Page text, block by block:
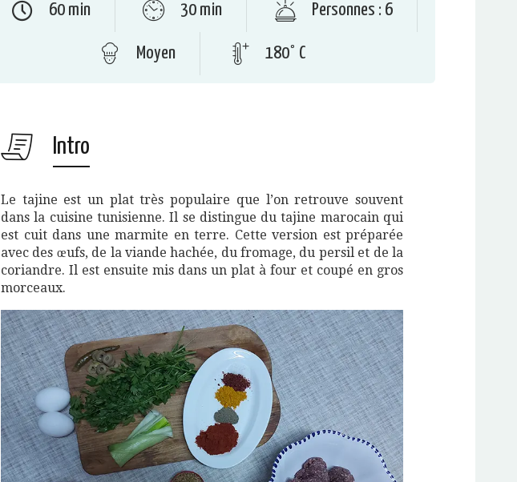
60 min 30 min Personnes : 6
Moyen 180° C
Intro
Le tajine est un plat très populaire que l’on retrouve souvent
dans la cuisine tunisienne. Il se distingue du tajine marocain qui
est cuit dans une marmite en terre. Cette version est préparée
avec des œufs, de la viande hachée, du fromage, du persil et de la
coriandre. Il est ensuite mis dans un plat à four et coupé en gros
morceaux.